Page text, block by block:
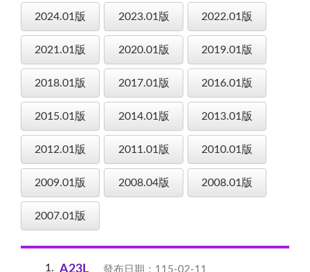
2024.01版 2023.01版 2022.01版
2021.01版 2020.01版 2019.01版
2018.01版 2017.01版 2016.01版
2015.01版 2014.01版 2013.01版
2012.01版 2011.01版 2010.01版
2009.01版 2008.04版 2008.01版
2007.01版
1 A23L 發布日期：115-02-11